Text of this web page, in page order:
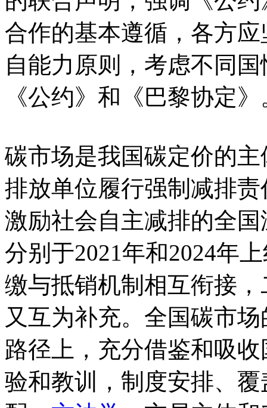
合作的基本遵循，各方
自能力原则，考虑不同
《公约》和《巴黎协定》
碳市场是我国碳定价的
排放单位履行强制减排
激励社会自主减排的全
分别于2021年和2024年
缴与抵销机制相互衔接
又互为补充。全国碳市
路径上，充分借鉴和吸
验和教训，制度安排、